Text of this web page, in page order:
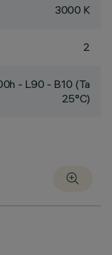
3000 K
2
- L90 - B10 (Ta
25°C)